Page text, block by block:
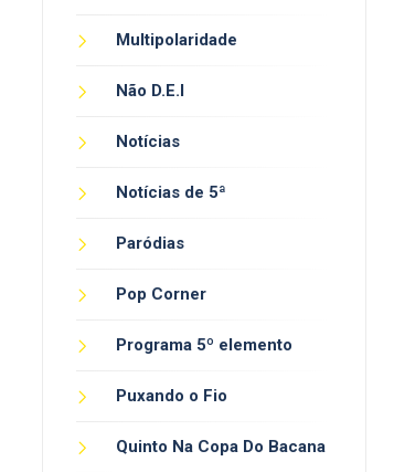
Multipolaridade
Não D.E.I
Notícias
Notícias de 5ª
Paródias
Pop Corner
Programa 5º elemento
Puxando o Fio
Quinto Na Copa Do Bacana